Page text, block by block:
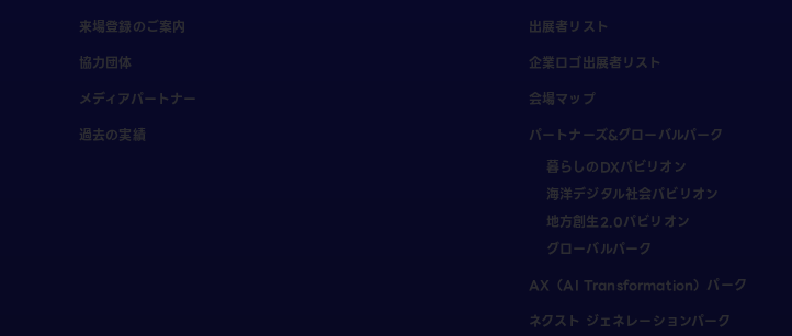
来場登録のご案内
協力団体
メディアパートナー
過去の実績
出展者リスト
企業ロゴ出展者リスト
会場マップ
パートナーズ&グローバルパーク
暮らしのDXパビリオン
海洋デジタル社会パビリオン
地方創生2.0パビリオン
グローバルパーク
AX（AI Transformation）パーク
ネクスト ジェネレーションパーク